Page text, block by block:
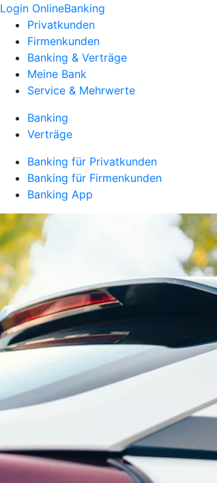
Login OnlineBanking
Privatkunden
Firmenkunden
Banking & Verträge
Meine Bank
Service & Mehrwerte
Banking
Verträge
Banking für Privatkunden
Banking für Firmenkunden
Banking App